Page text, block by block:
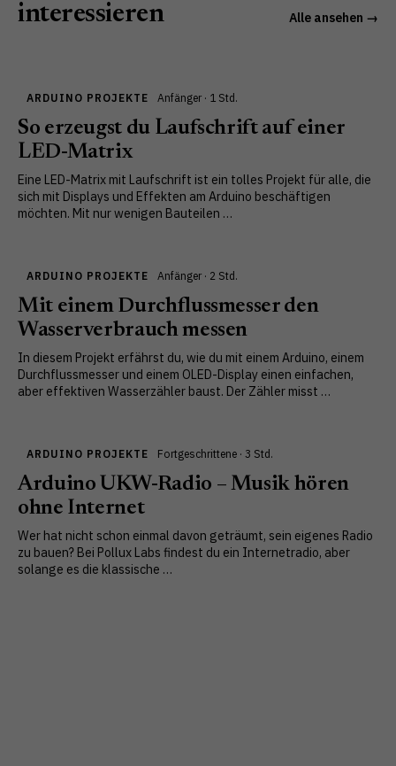
interessieren
Alle ansehen →
ARDUINO PROJEKTE Anfänger · 1 Std.
So erzeugst du Laufschrift auf einer
LED-Matrix
Eine LED-Matrix mit Laufschrift ist ein tolles Projekt für alle, die
sich mit Displays und Effekten am Arduino beschäftigen
möchten. Mit nur wenigen Bauteilen …
ARDUINO PROJEKTE Anfänger · 2 Std.
Mit einem Durchflussmesser den
Wasserverbrauch messen
In diesem Projekt erfährst du, wie du mit einem Arduino, einem
Durchflussmesser und einem OLED-Display einen einfachen,
aber effektiven Wasserzähler baust. Der Zähler misst …
ARDUINO PROJEKTE Fortgeschrittene · 3 Std.
Arduino UKW-Radio – Musik hören
ohne Internet
Wer hat nicht schon einmal davon geträumt, sein eigenes Radio
zu bauen? Bei Pollux Labs findest du ein Internetradio, aber
solange es die klassische …